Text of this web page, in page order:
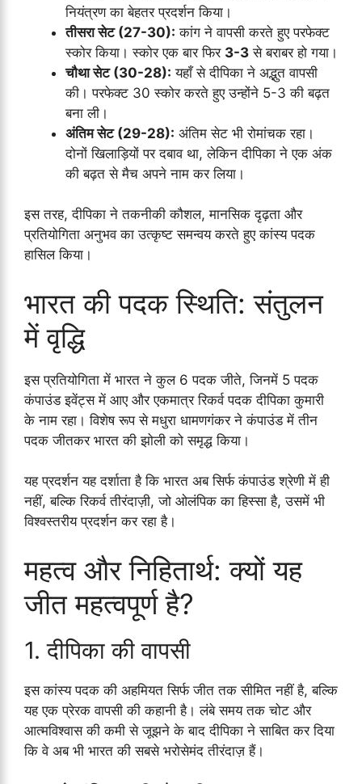
नियंत्रण का बेहतर प्रदर्शन किया।
तीसरा सेट (27-30): कांग ने वापसी करते हुए परफेक्ट
स्कोर किया। स्कोर एक बार फिर 3-3 से बराबर हो गया।
चौथा सेट (30-28): यहाँ से दीपिका ने अद्भुत वापसी
की। परफेक्ट 30 स्कोर करते हुए उन्होंने 5-3 की बढ़त
बना ली।
अंतिम सेट (29-28): अंतिम सेट भी रोमांचक रहा।
दोनों खिलाड़ियों पर दबाव था, लेकिन दीपिका ने एक अंक
की बढ़त से मैच अपने नाम कर लिया।
इस तरह, दीपिका ने तकनीकी कौशल, मानसिक दृढ़ता और
प्रतियोगिता अनुभव का उत्कृष्ट समन्वय करते हुए कांस्य पदक
हासिल किया।
भारत की पदक स्थिति: संतुलन
में वृद्धि
इस प्रतियोगिता में भारत ने कुल 6 पदक जीते, जिनमें 5 पदक
कंपाउंड इवेंट्स में आए और एकमात्र रिकर्व पदक दीपिका कुमारी
के नाम रहा। विशेष रूप से मधुरा धामणगंकर ने कंपाउंड में तीन
पदक जीतकर भारत की झोली को समृद्ध किया।
यह प्रदर्शन यह दर्शाता है कि भारत अब सिर्फ कंपाउंड श्रेणी में ही
नहीं, बल्कि रिकर्व तीरंदाज़ी, जो ओलंपिक का हिस्सा है, उसमें भी
विश्वस्तरीय प्रदर्शन कर रहा है।
महत्व और निहितार्थ: क्यों यह
जीत महत्वपूर्ण है?
1. दीपिका की वापसी
इस कांस्य पदक की अहमियत सिर्फ जीत तक सीमित नहीं है, बल्कि
यह एक प्रेरक वापसी की कहानी है। लंबे समय तक चोट और
आत्मविश्वास की कमी से जूझने के बाद दीपिका ने साबित कर दिया
कि वे अब भी भारत की सबसे भरोसेमंद तीरंदाज़ हैं।